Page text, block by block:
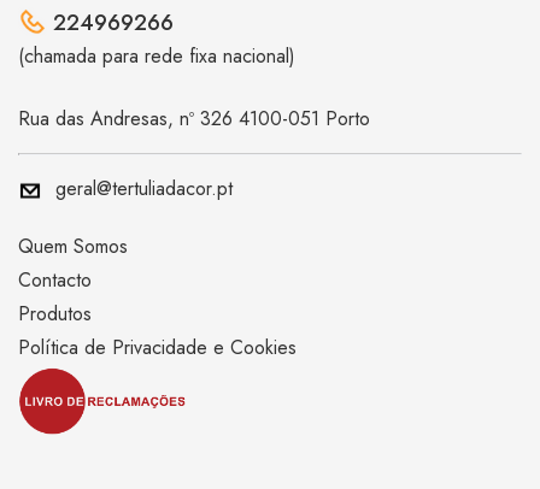
224969266
(chamada para rede fixa nacional)
Rua das Andresas, nº 326 4100-051 Porto
geral@tertuliadacor.pt
Quem Somos
Contacto
Produtos
Política de Privacidade e Cookies